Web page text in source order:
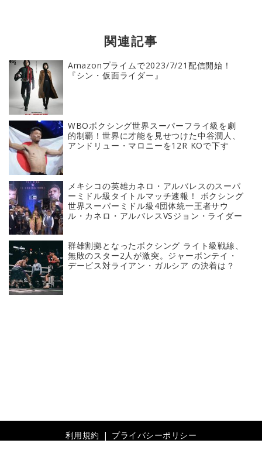
関連記事
Amazonプライムで2023/7/21配信開始！
『シン・仮面ライダー』
WBOボクシング世界スーパーフライ級を劇
的制覇！世界に才能を見せつけた中谷潤人、
アンドリュー・マロニーを12R KOで下す
メキシコの英雄カネロ・アルバレスのスーパ
ーミドル級タイトルマッチ速報！ ボクシング
世界スーパーミドル級4団体統一王者サウ
ル・カネロ・アルバレスVSジョン・ライダー
群雄割拠となったボクシング ライト級戦線、
無敗のスター2人が激突。ジャーボンテイ・
デービス対ライアン・ガルシア の決着は？
利用規約
プライバシーポリシー